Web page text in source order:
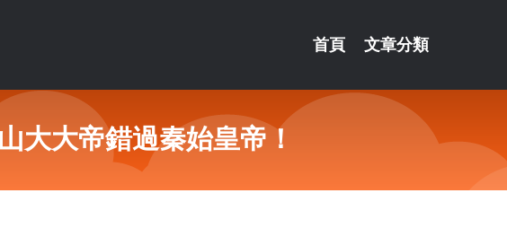
首頁 文章分類
大大帝錯過秦始皇帝！